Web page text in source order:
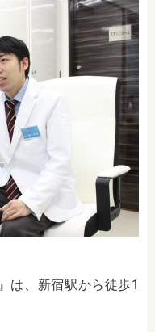
は、新宿駅から徒歩1